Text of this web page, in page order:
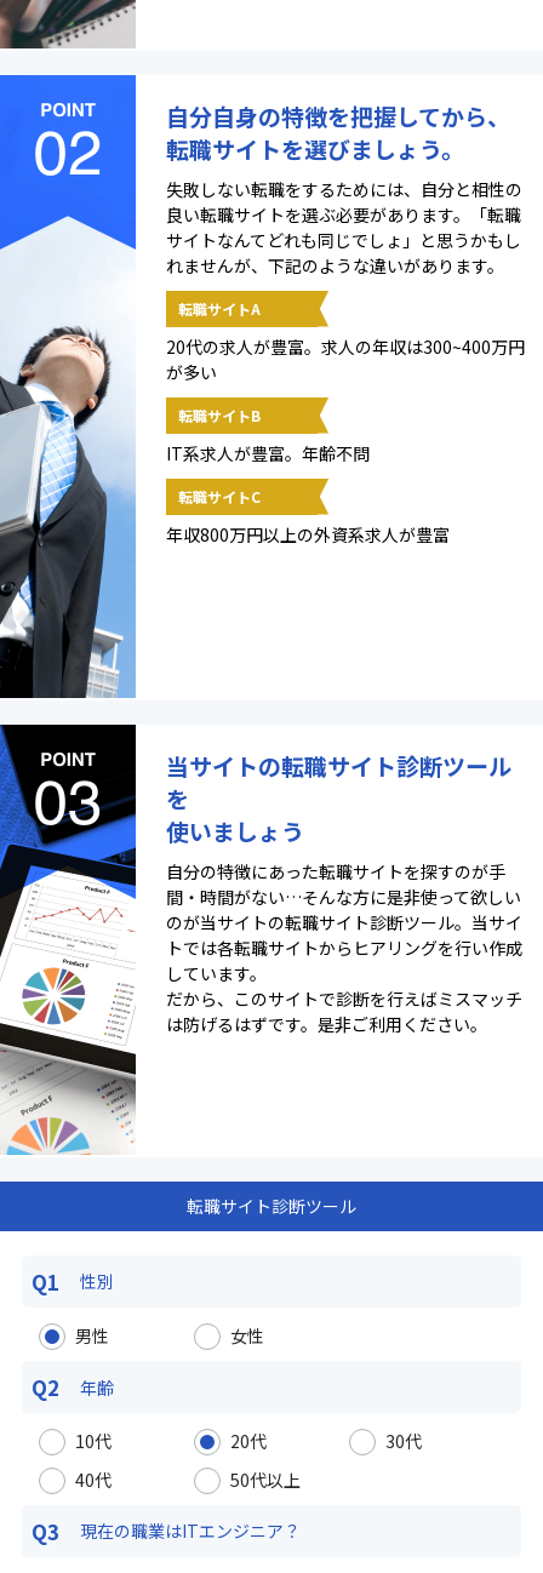
自分自身の特徴を把握してから、
転職サイトを選びましょう。
失敗しない転職をするためには、自分と相性の
良い転職サイトを選ぶ必要があります。「転職
サイトなんてどれも同じでしょ」と思うかもし
れませんが、下記のような違いがあります。
転職サイトA
20代の求人が豊富。求人の年収は300~400万円
が多い
転職サイトB
IT系求人が豊富。年齢不問
転職サイトC
年収800万円以上の外資系求人が豊富
当サイトの転職サイト診断ツール
を
使いましょう
自分の特徴にあった転職サイトを探すのが手
間・時間がない…そんな方に是非使って欲しい
のが当サイトの転職サイト診断ツール。当サイ
トでは各転職サイトからヒアリングを行い作成
しています。
だから、このサイトで診断を行えばミスマッチ
は防げるはずです。是非ご利用ください。
転職サイト診断ツール
Q1 性別
男性 女性
Q2 年齢
10代 20代
30代
40代
50代以上
Q3 現在の職業はITエンジニア？